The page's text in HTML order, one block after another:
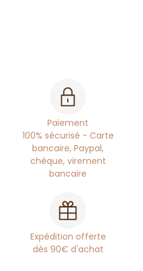
Paiement
100% sécurisé - Carte
bancaire, Paypal,
chèque, virement
bancaire
Expédition offerte
dès 90€ d'achat